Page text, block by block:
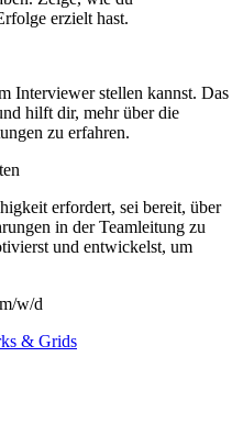
erzielt hast.
Interviewer stellen kannst. Das
hilft dir, mehr über die
zu erfahren.
erfordert, sei bereit, über
in der Teamleitung zu
und entwickelst, um
w/d
& Grids